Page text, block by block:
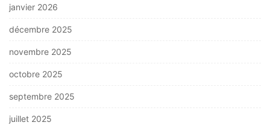
janvier 2026
décembre 2025
novembre 2025
octobre 2025
septembre 2025
juillet 2025